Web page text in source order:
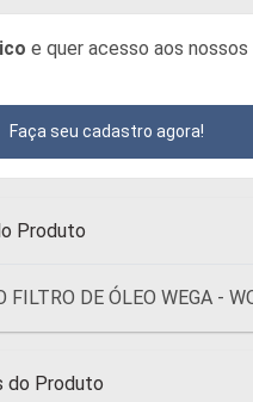
e quer acesso aos nossos
Faça seu cadastro agora!
Produto
FILTRO DE ÓLEO WEGA -
do Produto